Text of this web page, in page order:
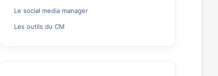
Le social media manager
Les outils du CM